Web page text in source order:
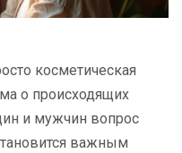
косметическая
о происходящих
и мужчин вопрос
важным